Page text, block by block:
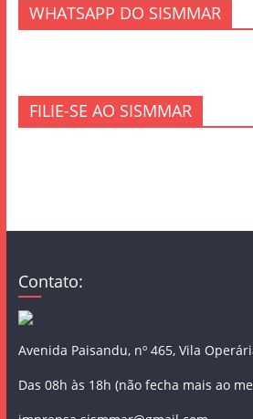
WHATSAPP DO SISMMAR
FILIE-SE AO SISMMAR
Contato:
Avenida Paisandu, nº 465, Vila
Das 08h às 18h (não fecha mais ao